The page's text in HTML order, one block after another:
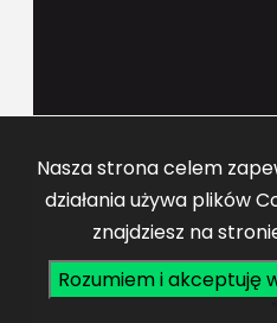
Nasza strona celem
działania używa plików
znajdziesz na
Rozumiem i akceptuję